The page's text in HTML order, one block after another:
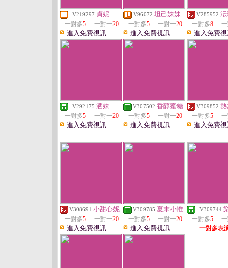
V219297 貞妮
一對多5 一對一20
進入免費視訊
V96072 坦己妹妹
一對多5 一對一20
進入免費視訊
V285952
一對多8
進入免費
V292175 洒妹
一對多5 一對一20
進入免費視訊
V307502 香醇蜜糖
一對多5 一對一20
進入免費視訊
V309852
一對多5
進入免費
V308691 小甜心妮
一對多5 一對一20
進入免費視訊
V309785 夏末小惟
一對多5 一對一20
進入免費視訊
V309744
一對多5
一對多表